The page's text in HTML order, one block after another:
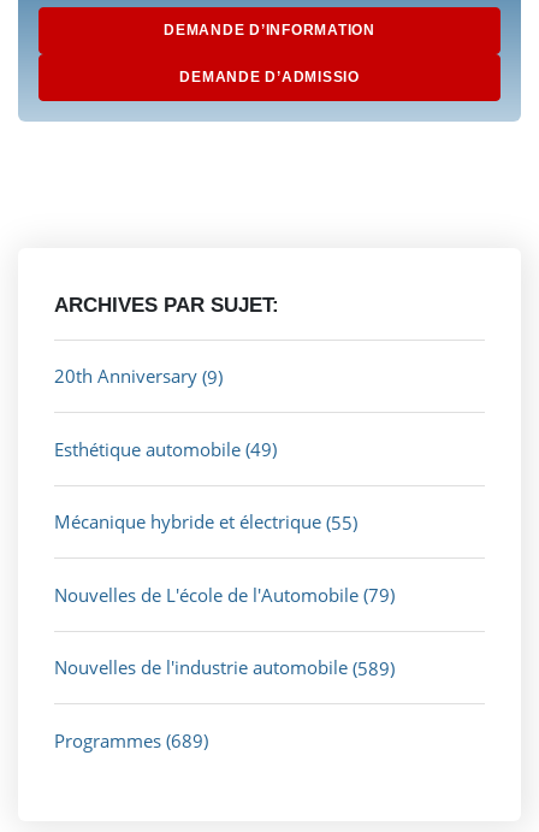
DEMANDE D’INFORMATION
DEMANDE D’ADMISSIO
ARCHIVES PAR SUJET:
20th Anniversary (9)
Esthétique automobile (49)
Mécanique hybride et électrique (55)
Nouvelles de L'école de l'Automobile (79)
Nouvelles de l'industrie automobile (589)
Programmes (689)